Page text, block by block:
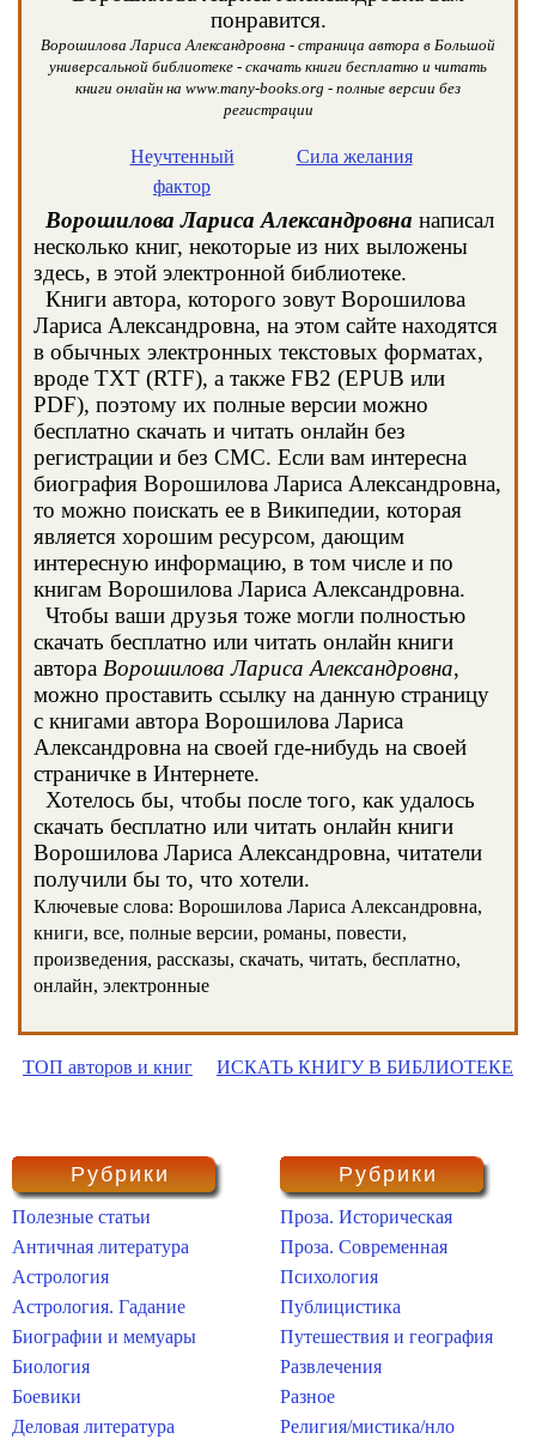
понравится.
Ворошилова Лариса Александровна - страница автора в Большой
универсальной библиотеке - скачать книги бесплатно и читать
книги онлайн на www.many-books.org - полные версии без
регистрации
Неучтенный
фактор
Сила желания
Ворошилова Лариса Александровна написал
несколько книг, некоторые из них выложены
здесь, в этой электронной библиотеке.
Книги автора, которого зовут Ворошилова
Лариса Александровна, на этом сайте находятся
в обычных электронных текстовых форматах,
вроде TXT (RTF), а также FB2 (EPUB или
PDF), поэтому их полные версии можно
бесплатно скачать и читать онлайн без
регистрации и без СМС. Если вам интересна
биография Ворошилова Лариса Александровна,
то можно поискать ее в Википедии, которая
является хорошим ресурсом, дающим
интересную информацию, в том числе и по
книгам Ворошилова Лариса Александровна.
Чтобы ваши друзья тоже могли полностью
скачать бесплатно или читать онлайн книги
автора Ворошилова Лариса Александровна,
можно проставить ссылку на данную страницу
с книгами автора Ворошилова Лариса
Александровна на своей где-нибудь на своей
страничке в Интернете.
Хотелось бы, чтобы после того, как удалось
скачать бесплатно или читать онлайн книги
Ворошилова Лариса Александровна, читатели
получили бы то, что хотели.
Ключевые слова: Ворошилова Лариса Александровна,
книги, все, полные версии, романы, повести,
произведения, рассказы, скачать, читать, бесплатно,
онлайн, электронные
ТОП авторов и книг ИСКАТЬ КНИГУ В БИБЛИОТЕКЕ
Рубрики
Полезные статьи
Античная литература
Астрология
Астрология. Гадание
Биографии и мемуары
Биология
Боевики
Деловая литература
Рубрики
Проза. Историческая
Проза. Современная
Психология
Публицистика
Путешествия и география
Развлечения
Разное
Религия/мистика/нло